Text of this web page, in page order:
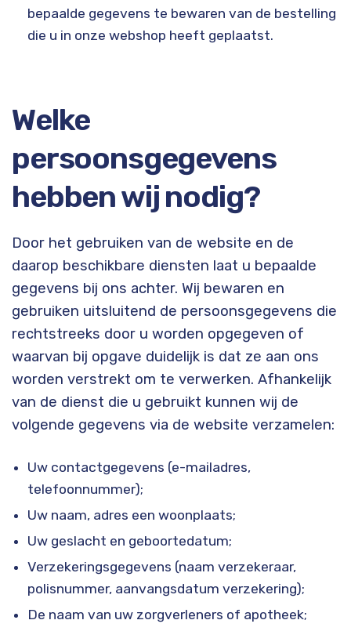
bepaalde gegevens te bewaren van de bestelling
die u in onze webshop heeft geplaatst.
Welke
persoonsgegevens
hebben wij nodig?
Door het gebruiken van de website en de
daarop beschikbare diensten laat u bepaalde
gegevens bij ons achter. Wij bewaren en
gebruiken uitsluitend de persoonsgegevens die
rechtstreeks door u worden opgegeven of
waarvan bij opgave duidelijk is dat ze aan ons
worden verstrekt om te verwerken. Afhankelijk
van de dienst die u gebruikt kunnen wij de
volgende gegevens via de website verzamelen:
Uw contactgegevens (e-mailadres,
telefoonnummer);
Uw naam, adres een woonplaats;
Uw geslacht en geboortedatum;
Verzekeringsgegevens (naam verzekeraar,
polisnummer, aanvangsdatum verzekering);
De naam van uw zorgverleners of apotheek;